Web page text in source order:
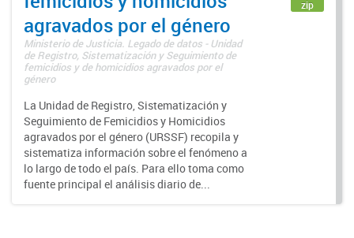
agravados por el género
Ministerio de Justicia. Legado de datos - Unidad
de Registro, Sistematización y Seguimiento de
femicidios y de homicidios agravados por el
género
La Unidad de Registro, Sistematización y
Seguimiento de Femicidios y Homicidios
agravados por el género (URSSF) recopila y
sistematiza información sobre el fenómeno a
lo largo de todo el país. Para ello toma como
fuente principal el análisis diario de...
zip